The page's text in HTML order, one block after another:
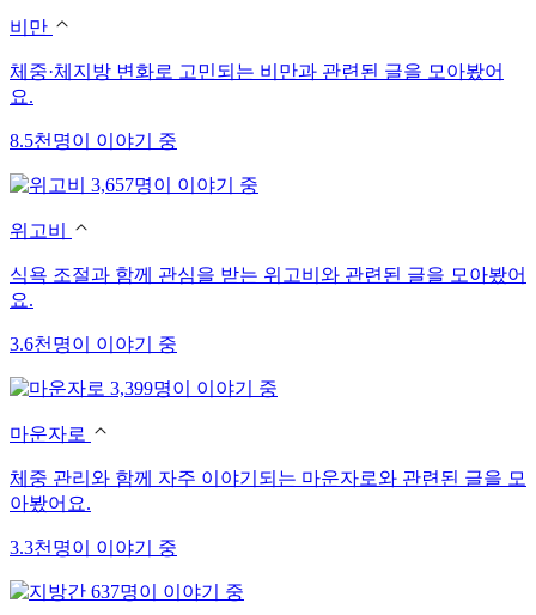
비만
체중·체지방 변화로 고민되는 비만과 관련된 글을 모아봤어
요.
8.5천명이 이야기 중
3,657명이 이야기 중
위고비
식욕 조절과 함께 관심을 받는 위고비와 관련된 글을 모아봤어
요.
3.6천명이 이야기 중
3,399명이 이야기 중
마운자로
체중 관리와 함께 자주 이야기되는 마운자로와 관련된 글을 모
아봤어요.
3.3천명이 이야기 중
637명이 이야기 중